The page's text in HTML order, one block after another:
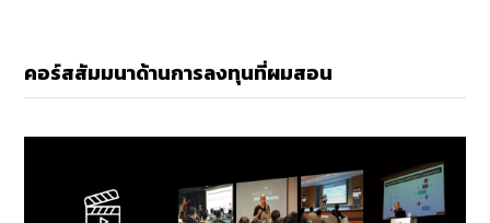
คอร์สสัมมนาด้านการลงทุนที่ผมสอน